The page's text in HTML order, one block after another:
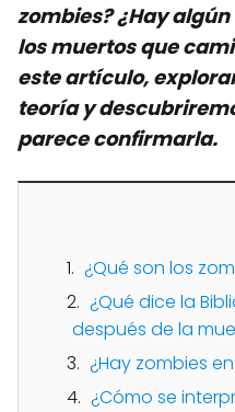
zombies? ¿Hay
los muertos que
este artículo,
teoría y
parece confirmarla.
¿Qué son los
¿Qué dice la
después de la
¿Hay zombies
¿Cómo se